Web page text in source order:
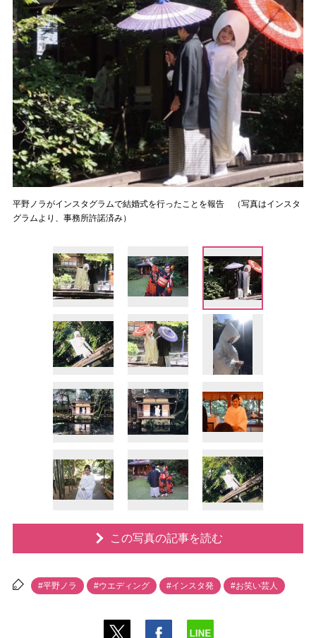
平野ノラがインスタグラムで結婚式を行ったことを報告 （写真はインスタ
グラムより、事務所許諾済み）
この写真の記事を読む
#平野ノラ #ウエディング #インスタ発 #お笑い芸人